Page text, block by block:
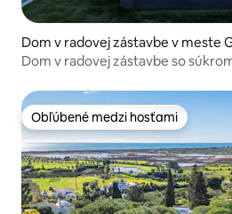
Dom v radovej zástavbe v meste
Dom v radovej zástavbe so
Obľúbené medzi hosťami
Obľúbené medzi hosťami